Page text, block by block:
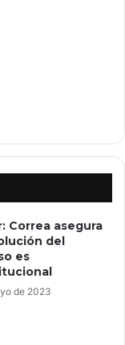
Correa asegura
del
es
de 2023